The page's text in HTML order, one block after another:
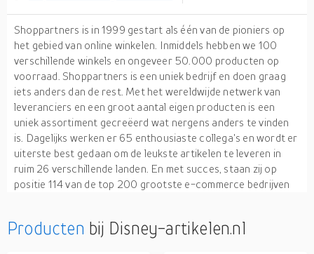
Shoppartners is in 1999 gestart als één van de pioniers op
het gebied van online winkelen. Inmiddels hebben we 100
verschillende winkels en ongeveer 50.000 producten op
voorraad. Shoppartners is een uniek bedrijf en doen graag
iets anders dan de rest. Met het wereldwijde netwerk van
leveranciers en een groot aantal eigen producten is een
uniek assortiment gecreëerd wat nergens anders te vinden
is. Dagelijks werken er 65 enthousiaste collega's en wordt er
uiterste best gedaan om de leukste artikelen te leveren in
ruim 26 verschillende landen. En met succes, staan zij op
positie 114 van de top 200 grootste e-commerce bedrijven
Shoppartners BV heeft eigen webshops, maar ook
Producten bij Disney-artikelen.nl